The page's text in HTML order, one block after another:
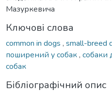
Мазуркевича
Ключові слова
common in dogs , small-breed
поширений у собак, собаки
собак
Бібліографічний опис